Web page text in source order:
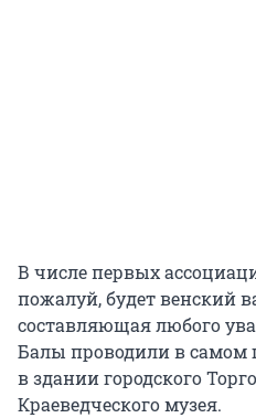
В числе первых
пожалуй, будет венский
составляющая любого
Балы проводили в самом
в здании городского
Краеведческого музея.